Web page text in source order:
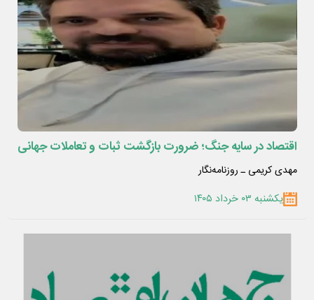
اقتصاد در سایه جنگ؛ ضرورت بازگشت ثبات و تعاملات جهانی
مهدی کریمی ـ روزنامه‌نگار
یکشنبه ۰۳ خرداد ۱۴۰۵